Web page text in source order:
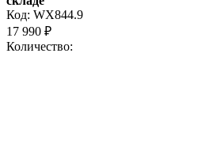
Код: WX844.9
17 990 ₽
Количество: